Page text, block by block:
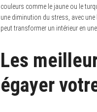
couleurs comme le jaune ou le
une diminution du stress, avec
peut transformer un intérieur en une
Les
égayer